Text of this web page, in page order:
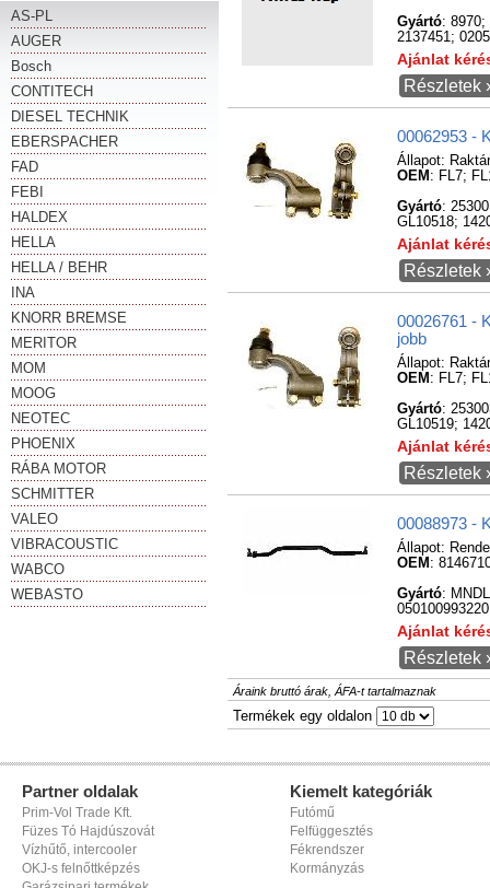
AS-PL
AUGER
Bosch
CONTITECH
DIESEL TECHNIK
EBERSPACHER
FAD
FEBI
HALDEX
HELLA
HELLA / BEHR
INA
KNORR BREMSE
MERITOR
MOM
MOOG
NEOTEC
PHOENIX
RÁBA MOTOR
SCHMITTER
VALEO
VIBRACOUSTIC
WABCO
WEBASTO
Gyártó: 8970;
2137451;
Ajánlat
Részletek
00062953 -
Állapot:
OEM : FL7;
Gyártó:
GL10518;
Ajánlat
Részletek
00026761 -
jobb
Állapot:
OEM : FL7;
Gyártó:
GL10519;
Ajánlat
Részletek
00088973 -
Állapot:
OEM :
Gyártó:
Ajánlat
Részletek
Áraink bruttó árak, ÁFA-t tartalmaznak
Termékek egy oldalon
Partner oldalak
Prim-Vol Trade Kft.
Füzes Tó Hajdúszovát
Vízhűtő, intercooler
OKJ-s felnőttképzés
Kiemelt kategóriák
Futómű
Felfüggesztés
Fékrendszer
Kormányzás